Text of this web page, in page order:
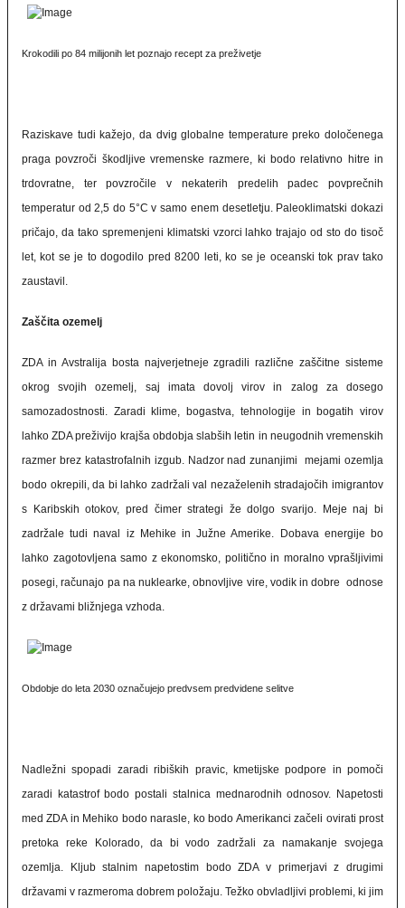
Krokodili po 84 milijonih let poznajo recept za preživetje
Raziskave tudi kažejo, da dvig globalne temperature preko določenega
praga povzroči škodljive vremenske razmere, ki bodo relativno hitre in
trdovratne, ter povzročile v nekaterih predelih padec povprečnih
temperatur od 2,5 do 5°C v samo enem desetletju. Paleoklimatski dokazi
pričajo, da tako spremenjeni klimatski vzorci lahko trajajo od sto do tisoč
let, kot se je to dogodilo pred 8200 leti, ko se je oceanski tok prav tako
zaustavil.
Zaščita ozemelj
ZDA in Avstralija bosta najverjetneje zgradili različne zaščitne sisteme
okrog svojih ozemelj, saj imata dovolj virov in zalog za dosego
samozadostnosti. Zaradi klime, bogastva, tehnologije in bogatih virov
lahko ZDA preživijo krajša obdobja slabših letin in neugodnih vremenskih
razmer brez katastrofalnih izgub. Nadzor nad zunanjimi mejami ozemlja
bodo okrepili, da bi lahko zadržali val nezaželenih stradajočih imigrantov
s Karibskih otokov, pred čimer strategi že dolgo svarijo. Meje naj bi
zadržale tudi naval iz Mehike in Južne Amerike. Dobava energije bo
lahko zagotovljena samo z ekonomsko, politično in moralno vprašljivimi
posegi, računajo pa na nuklearke, obnovljive vire, vodik in dobre odnose
z državami bližnjega vzhoda.
Obdobje do leta 2030 označujejo predvsem predvidene selitve
Nadležni spopadi zaradi ribiških pravic, kmetijske podpore in pomoči
zaradi katastrof bodo postali stalnica mednarodnih odnosov. Napetosti
med ZDA in Mehiko bodo narasle, ko bodo Amerikanci začeli ovirati prost
pretoka reke Kolorado, da bi vodo zadržali za namakanje svojega
ozemlja. Kljub stalnim napetostim bodo ZDA v primerjavi z drugimi
državami v razmeroma dobrem položaju. Težko obvladljivi problemi, ki jim